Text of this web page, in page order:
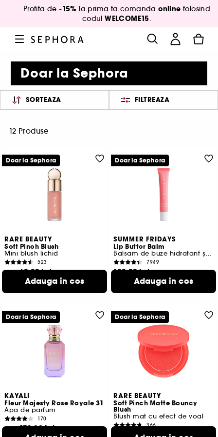
Profita de -15% la prima ta comandaonline folosind
codulWELCOME15.
Doar la Sephora
SORTEAZA FILTREAZA
12 Produse
RARE BEAUTY
Soft Pinch Blush
Mini blush lichid
523
De la 65,50 Lei
3.156,25 Lei /100ml
6 variante disponibile
Adauga in cos
Doar la Sephora
SUMMER FRIDAYS
Lip Butter Balm
Balsam de buze hidratant și hrănitor
7949
135,00 Lei
900,00 Lei /100g
13 variante disponibile
Adauga in cos
Doar la Sephora
KAYALI
Fleur Majesty Rose Royale 31
Apa de parfum
170
De la 172,00 Lei
Doar la Sephora
RARE BEAUTY
Soft Pinch Matte Bouncy
Blush
Blush mat cu efect de voal
366
163,00 Lei
Doar la Sephora